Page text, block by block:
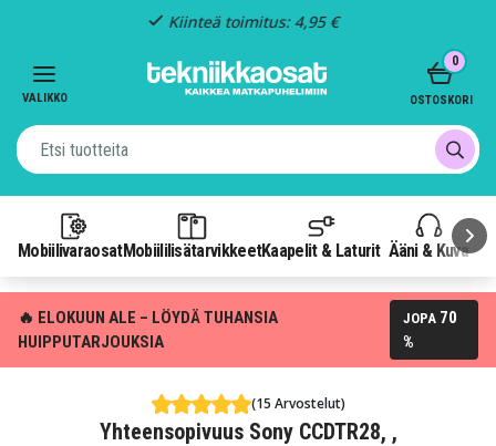
Kiinteä toimitus: 4,95 €
VALIKKO
MobiilivaraosatMobiililisätarvikkeetKaapelit & Laturit Ääni & Kuva
0
OSTOSKORI
🔥 ELOKUUN ALE – LÖYDÄ TUHANSIA
HUIPPUTARJOUKSIA
JOPA 70
%
(15 Arvostelut)
Yhteensopivuus Sony CCDTR28, ,